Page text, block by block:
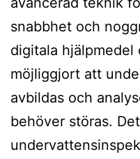
snabbhet och
digitala
möjliggjort att
avbildas och
behöver störas.